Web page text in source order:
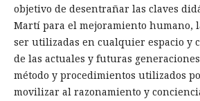
objetivo de desentrañar las claves
Martí para el mejoramiento humano,
ser utilizadas en cualquier espacio y
de las actuales y futuras
método y procedimientos utilizados
movilizar al razonamiento y